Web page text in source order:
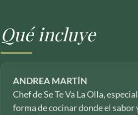
Qué incluye
ANDREA MARTÍN
Chef de Se Te Va La Olla,
forma de cocinar donde el sabor